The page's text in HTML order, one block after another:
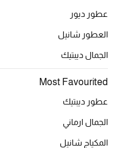
عطور ديور
العطور شانيل
الجمال ديبتيك
Most Favourited
عطور ديبتيك
الجمال ارماني
المكياج شانيل